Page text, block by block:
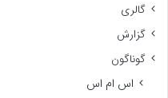
گالری
گزارش
گوناگون
اس ام اس